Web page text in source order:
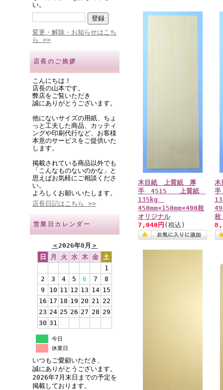
い。
変更・解除・お知らせはこち
ら >>
店長のご挨拶
こんにちは！
店長の山本です。
弊店をご覧いただき
誠にありがとうございます。
他にないサイズの用紙、ちょ
っと工夫した商品、カッティ
ングや印刷代行など、お客様
本意のサービスをご提供いた
します。
掲載されている商品以外でも
「こんなものないのかな」と
思えばお気軽にご相談くださ
い。
よろしくお願いいたします。
店長日記はこちら >>
営業日カレンダー
＜2026年8月 ＞
日
月 火 水 木 金 土
1
2
3 4 5 6 7
8
9
10 11 12 13 14 15
16 17 18 19 20 21 22
23 24 25 26 27 28 29
30 31
今日
休業日
いつもご愛顧いただき、
誠にありがとうございます。
2026年7月末日までの予定を
掲載しております。
木目紙 上質紙 厚
手 4515 上質紙
135kg
450mm×150mm×400枚
オリジナル
7,040円 (税込)
枚